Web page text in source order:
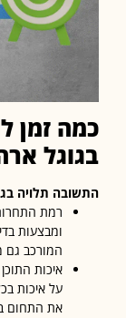
זמן לוקח
ארה"ב?
תלויה בגורמים
רמת התחרות
ומבצעות בדיוק
המורכב גם מפרילנס
איכות התוכן
על איכות בכל
את התחום באופן